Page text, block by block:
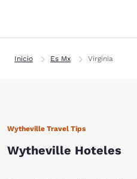
Inicio Es Mx Virginia
Wytheville Travel Tips
Wytheville Hoteles